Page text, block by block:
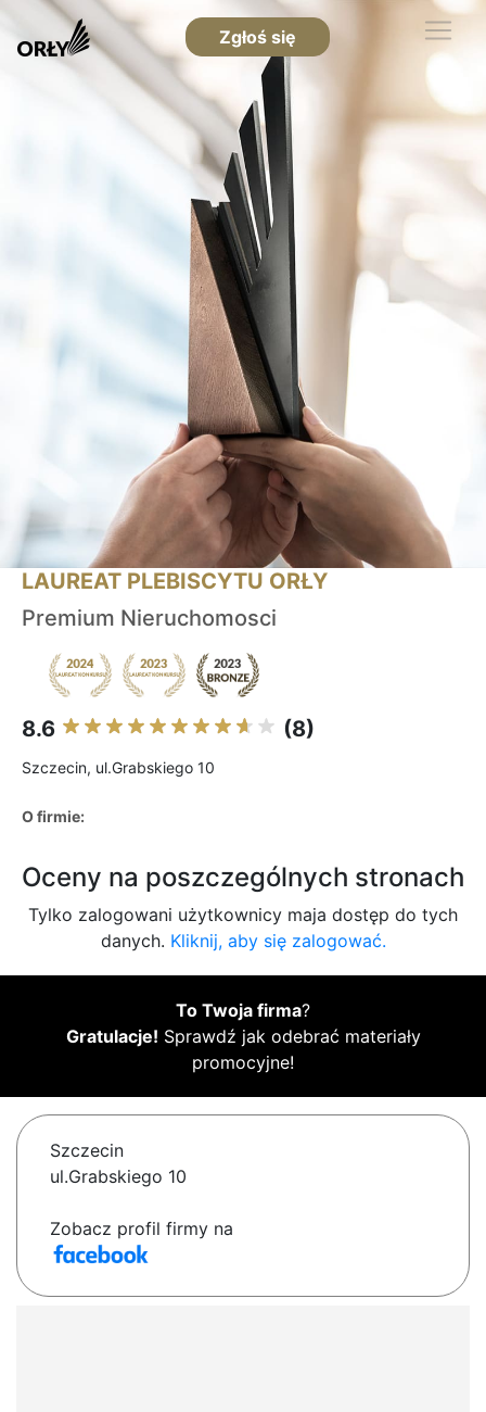
Zgłoś się
LAUREAT PLEBISCYTU ORŁY
Premium Nieruchomosci
8.6 (8)
Szczecin, ul.Grabskiego 10
O firmie:
Oceny na poszczególnych stronach
Tylko zalogowani użytkownicy maja dostęp do tych
danych. Kliknij, aby się zalogować.
To Twoja firma?
Gratulacje! Sprawdź jak odebrać materiały
promocyjne!
Szczecin
ul.Grabskiego 10
Zobacz profil firmy na